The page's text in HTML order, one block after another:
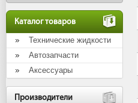
Каталог товаров
Технические жидкости
Автозапчасти
Аксессуары
Производители